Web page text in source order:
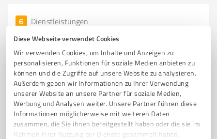
Diese Webseite verwendet Cookies
Wir verwenden Cookies, um Inhalte und Anzeigen zu
personalisieren, Funktionen für soziale Medien anbieten zu
können und die Zugriffe auf unsere Website zu analysieren.
Außerdem geben wir Informationen zu Ihrer Verwendung
unserer Website an unsere Partner für soziale Medien,
Werbung und Analysen weiter. Unsere Partner führen diese
Informationen möglicherweise mit weiteren Daten
zusammen, die Sie ihnen bereitgestellt haben oder die sie im
Rahmen Ihrer Nutzung der Dienste gesammelt haben.
6 Dienstleistungen
Weller Abwassertechnik Hünstetten
Professionelle Abwassertechnik und Kanalservice in
Wiesbaden
ABWASSERTECHNIK KANALSERVICE
KANALREINIGUNG ROHRSANIERUNG NOTDIENST
KANAL-TV-UNTERSUCHUNG DICHTHEITSPRÜFUNG
ZISTERNENREINIGUNG HEBEANLAGEN KUNDENSERVICE
WIESBADEN